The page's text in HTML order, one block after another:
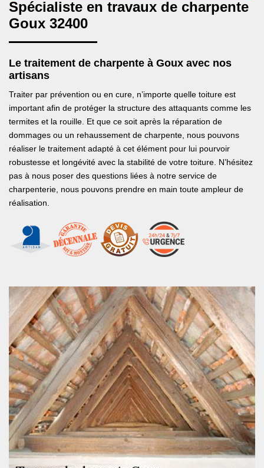
Spécialiste en travaux de charpente
Goux 32400
Le traitement de charpente à Goux avec nos
artisans
Traiter par prévention ou en cure, n’importe quelle toiture est
important afin de protéger la structure des attaquants comme les
termites et la rouille. Et que ce soit après la réparation de
dommages ou un rehaussement de charpente, nous pouvons
réaliser le traitement adapté à cet élément pour lui pourvoir
robustesse et longévité avec la stabilité de votre toiture. N’hésitez
pas à nous poser des questions liées à notre service de
charpenterie, nous pouvons prendre en main toute ampleur de
réalisation.